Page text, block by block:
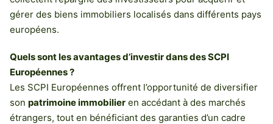
gérer des biens immobiliers localisés dans différents pays
européens.
Quels sont les avantages d’investir dans des SCPI
Européennes ?
Les SCPI Européennes offrent l’opportunité de diversifier
son patrimoine immobilier en accédant à des marchés
étrangers, tout en bénéficiant des garanties d’un cadre